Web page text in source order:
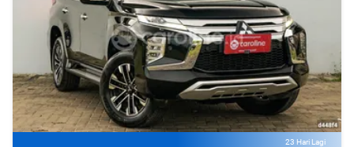
23 Hari Lagi